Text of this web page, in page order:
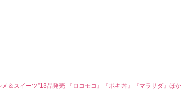
＆スイーツ”13品発売 『ロコモコ』『ポキ丼』『マラサダ』ほか